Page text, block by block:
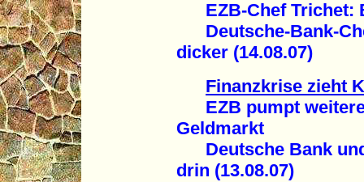
EZB-Chef Trichet:
Deutsche-Bank-
dicker (14.08.07)
Finanzkrise zieht
EZB pumpt weitere
Geldmarkt
Deutsche Bank
drin (13.08.07)